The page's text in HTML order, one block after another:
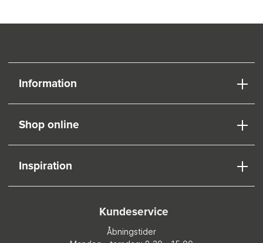
Information
Shop online
Inspiration
Kundeservice
Åbningstider